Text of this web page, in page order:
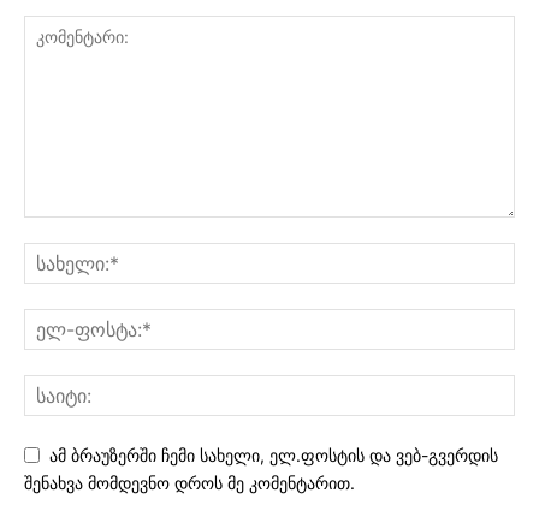
ამ ბრაუზერში ჩემი სახელი, ელ.ფოსტის და ვებ-გვერდის
შენახვა მომდევნო დროს მე კომენტარით.